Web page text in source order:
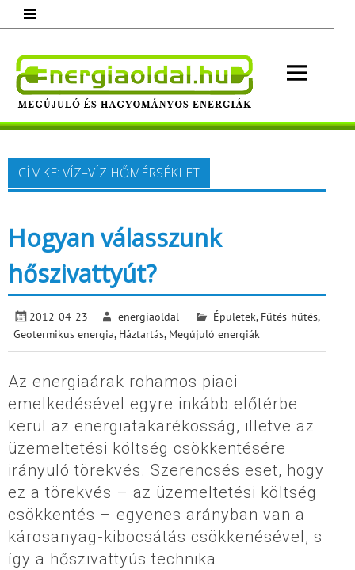
content
Megújuló és hagyományos energiák.
Minden, ami energia!
CÍMKE: VÍZ–VÍZ HŐMÉRSÉKLET
Hogyan válasszunk
hőszivattyút?
2012-04-23 energiaoldal Épületek, Fűtés-hűtés,
Geotermikus energia, Háztartás, Megújuló energiák
Az energiaárak rohamos piaci
emelkedésével egyre inkább előtérbe
kerül az energiatakarékosság, illetve az
üzemeltetési költség csökkentésére
irányuló törekvés. Szerencsés eset, hogy
ez a törekvés – az üzemeltetési költség
csökkentés – egyenes arányban van a
károsanyag-kibocsátás csökkenésével, s
így a hőszivattyús technika